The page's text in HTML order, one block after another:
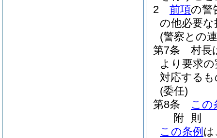
2
前項の警
の他必要
(警察との
第7条
村長
より要求
対応する
(委任)
第8条
この
附 則
この条例 は